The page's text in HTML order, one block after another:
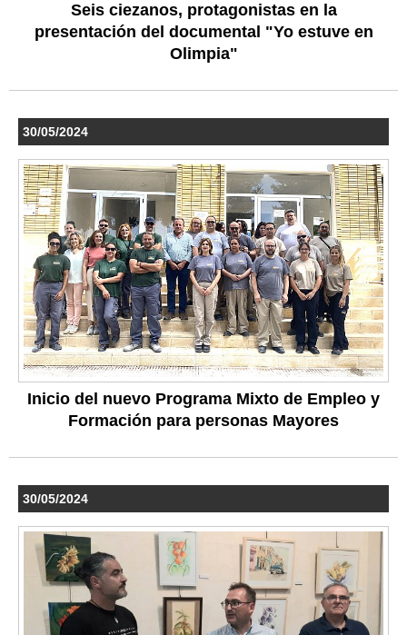
Seis ciezanos, protagonistas en la
presentación del documental "Yo estuve en
Olimpia"
30/05/2024
Inicio del nuevo Programa Mixto de Empleo y
Formación para personas Mayores
30/05/2024